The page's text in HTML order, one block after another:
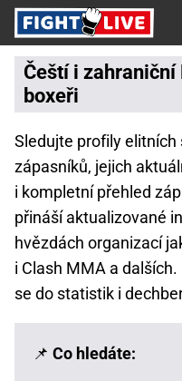
Čeští i
boxeři
Sledujte profily
zápasníků, jejich
i kompletní přehled
přináší aktualizované
hvězdách organizací
i Clash MMA a
se do statistik i
📌 Co hledáte: